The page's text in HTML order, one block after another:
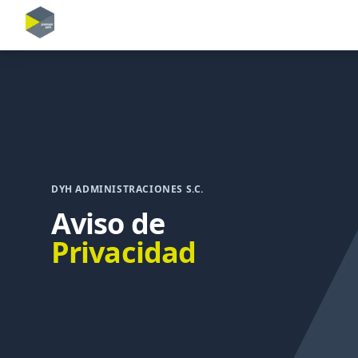
DYH ADMINISTRACIONES S.C.
Aviso de
Privacidad